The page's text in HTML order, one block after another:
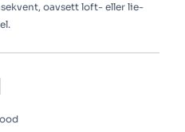
oavsett loft- eller lie-